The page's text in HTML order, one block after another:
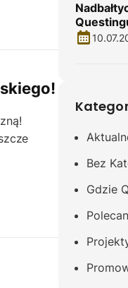
Bez
Gdzie